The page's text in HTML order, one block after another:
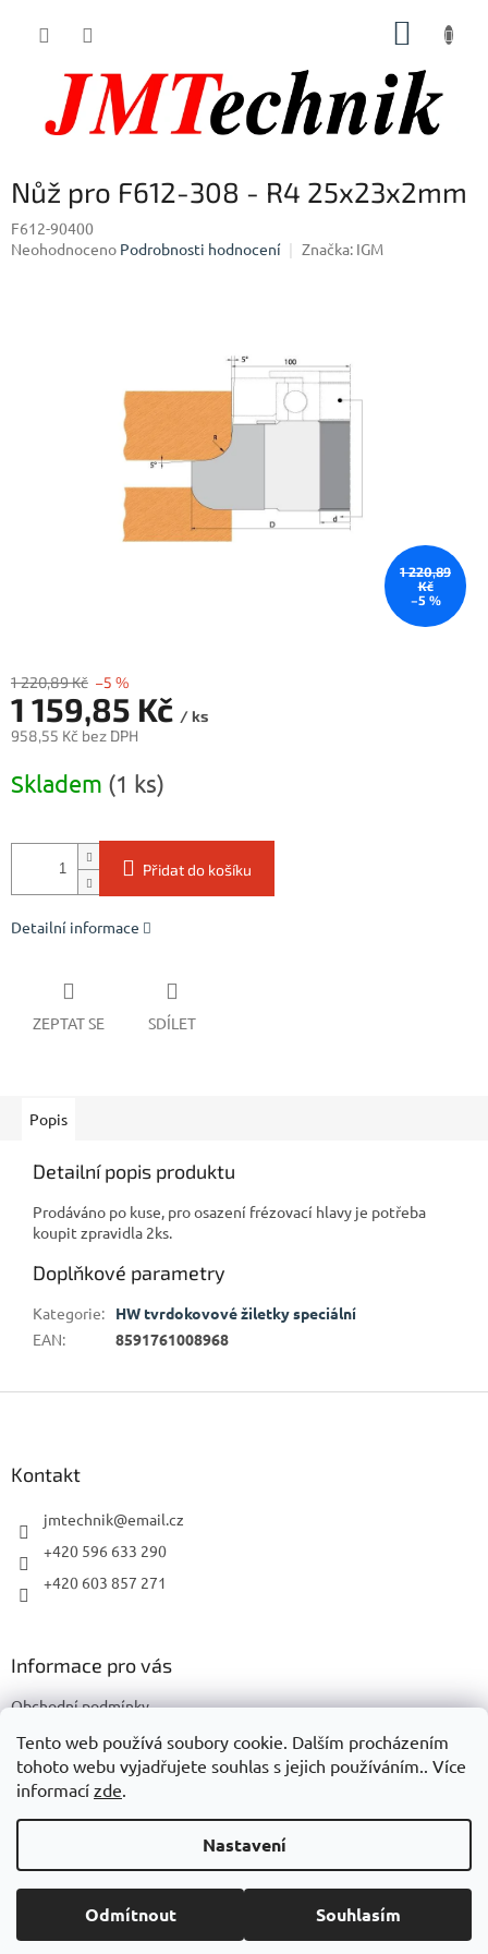
Tento web používá soubory cookie. Dalším procházením
tohoto webu vyjadřujete souhlas s jejich používáním.. Více
informací zde.
Nastavení
Odmítnout Souhlasím
Nůž pro F612-308 - R4 25x23x2mm
F612-90400
Průměrné
Neohodnoceno Podrobnosti hodnocení Značka: IGM
1 220,89
Kč
–5 %
1 220,89 Kč –5 %
1 159,85 Kč / ks
958,55 Kč bez DPH
cena:
Skladem (1 ks)
Přidat do košíku
Detailní informace
ZEPTAT SE SDÍLET
Popis
Detailní popis produktu
Prodáváno po kuse, pro osazení frézovací hlavy je potřeba
koupit zpravidla 2ks.
Doplňkové parametry
Kategorie:
HW tvrdokovové žiletky speciální
EAN: 8591761008968
Kontakt
jmtechnik@email.cz
+420 596 633 290
+420 603 857 271
Informace pro vás
Obchodní podmínky
Podmínky ochrany osobních údajů
Copyright 2026JMTechnik. Všechna práva vyhrazena.Upravit